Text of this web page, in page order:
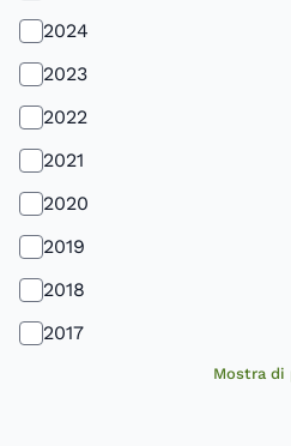
2024
2023
2022
2021
2020
2019
2018
2017
Mostra di